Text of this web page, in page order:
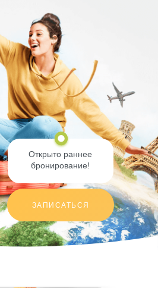
Открыто раннее
бронирование!
ЗАПИСАТЬСЯ